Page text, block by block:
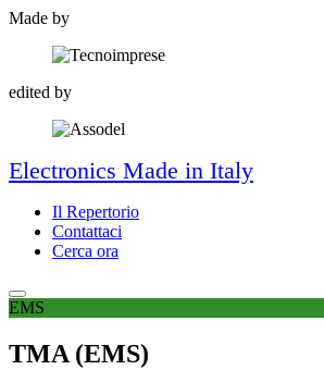
Made by
edited by
Electronics Made in Italy
Il Repertorio
Contattaci
Cerca ora
EMS
TMA (EMS)